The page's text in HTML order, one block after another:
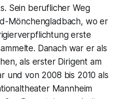
Sein beruflicher Weg
Mönchengladbach, wo er
erste
Danach war er als
als erster Dirigent am
und von 2008 bis 2010 als
Mannheim